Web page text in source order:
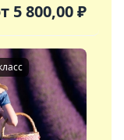
5 800,00₽